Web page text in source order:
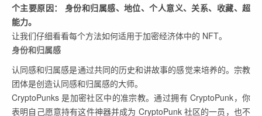
个主要原因： 身份和归属感、地位、个人意义、关系、收藏、超
能力。
让我们仔细看看每个方法如何适用于加密经济体中的 NFT。
身份和归属感
认同感和归属感是通过共同的历史和讲故事的感觉来培养的。宗教
团体是创造认同感和归属感的大师。
CryptoPunks 是加密社区中的准宗教。通过拥有 CryptoPunk，你
表明自己愿意持有这件神器并成为 CryptoPunk 社区的一员，也不